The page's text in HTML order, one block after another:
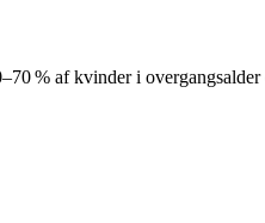
% af kvinder i